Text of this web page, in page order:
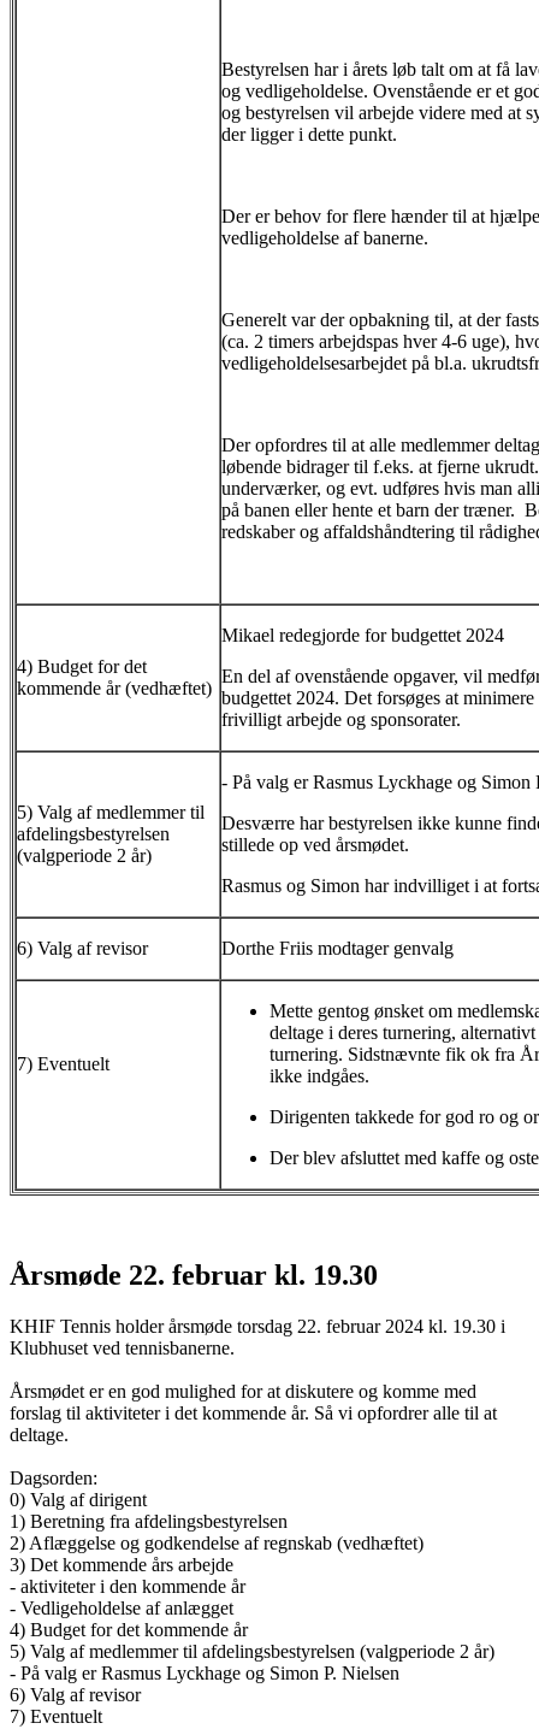
Bestyrelsen har i årets løb talt om at få
og vedligeholdelse. Ovenstående er et
og bestyrelsen vil arbejde videre med at
der ligger i dette punkt.
Der er behov for flere hænder til at
vedligeholdelse af banerne.
Generelt var der opbakning til, at der
(ca. 2 timers arbejdspas hver 4-6 uge),
vedligeholdelsesarbejdet på bl.a.
Der opfordres til at alle medlemmer
løbende bidrager til f.eks. at fjerne
underværker, og evt. udføres hvis man
på banen eller hente et barn der træner.
redskaber og affaldshåndtering til
4) Budget for det
kommende år (vedhæftet)
Mikael redegjorde for budgettet 2024
En del af ovenstående opgaver, vil
budgettet 2024. Det forsøges at
frivilligt arbejde og sponsorater.
5) Valg af medlemmer til
afdelingsbestyrelsen
(valgperiode 2 år)
- På valg er Rasmus Lyckhage og Simon
Desværre har bestyrelsen ikke kunne
stillede op ved årsmødet.
Rasmus og Simon har indvilliget i at
6) Valg af revisor Dorthe Friis modtager genvalg
7) Eventuelt
Mette gentog ønsket om
deltage i deres turnering,
turnering. Sidstnævnte fik ok fra
ikke indgåes.
Dirigenten takkede for god ro og
Der blev afsluttet med kaffe og
Årsmøde 22. februar kl. 19.30
KHIF Tennis holder årsmøde torsdag 22. februar 2024 kl. 19.30 i
Klubhuset ved tennisbanerne.
Årsmødet er en god mulighed for at diskutere og komme med
forslag til aktiviteter i det kommende år. Så vi opfordrer alle til at
deltage.
Dagsorden:
0) Valg af dirigent
1) Beretning fra afdelingsbestyrelsen
2) Aflæggelse og godkendelse af regnskab (vedhæftet)
3) Det kommende års arbejde
- aktiviteter i den kommende år
- Vedligeholdelse af anlægget
4) Budget for det kommende år
5) Valg af medlemmer til afdelingsbestyrelsen (valgperiode 2 år)
- På valg er Rasmus Lyckhage og Simon P. Nielsen
6) Valg af revisor
7) Eventuelt